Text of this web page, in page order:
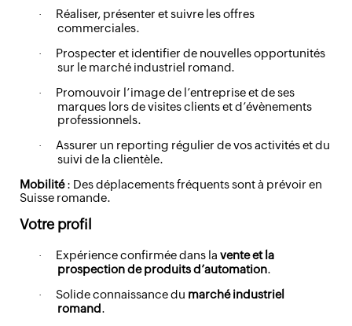
·
Réaliser, présenter et suivre les offres
commerciales.
·
Prospecter et identifier de nouvelles opportunités
sur le marché industriel romand.
·
Promouvoir l’image de l’entreprise et de ses
marques lors de visites clients et d’évènements
professionnels.
·
Assurer un reporting régulier de vos activités et du
suivi de la clientèle.
Mobilité: Des déplacements fréquents sont à prévoir en
Suisse romande.
Votre profil
· Expérience confirmée dans la vente et la
prospection de produits d’automation.
· Solide connaissance du marché industriel
romand.